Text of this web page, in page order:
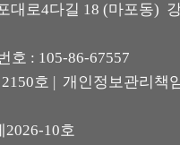
대로4다길 18 (마포동)
호 : 105-86-67557
호 | 개인정보관리책
2026-10호